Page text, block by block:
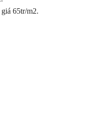
65tr/m2.